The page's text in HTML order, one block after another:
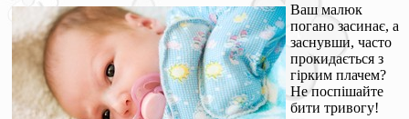
Ваш малюк
погано засинає, а
заснувши, часто
прокидається з
гірким плачем?
Не поспішайте
бити тривогу!